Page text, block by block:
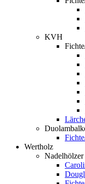
KVH
Wertholz
Nadelhölzer